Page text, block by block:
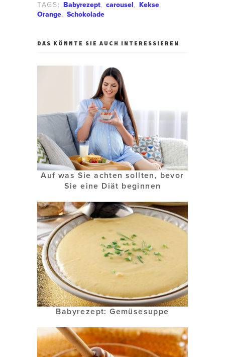
TAGS: Babyrezept, carousel, Kekse,
Orange, Schokolade
DAS KÖNNTE SIE AUCH INTERESSIEREN
Auf was Sie achten sollten, bevor
Sie eine Diät beginnen
Babyrezept: Gemüsesuppe